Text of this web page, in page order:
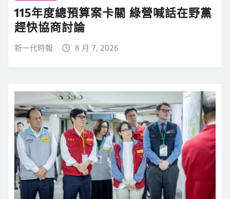
115年度總預算案卡關 綠營喊話在野黨
趕快協商討論
新一代時報 8 月 7, 2026